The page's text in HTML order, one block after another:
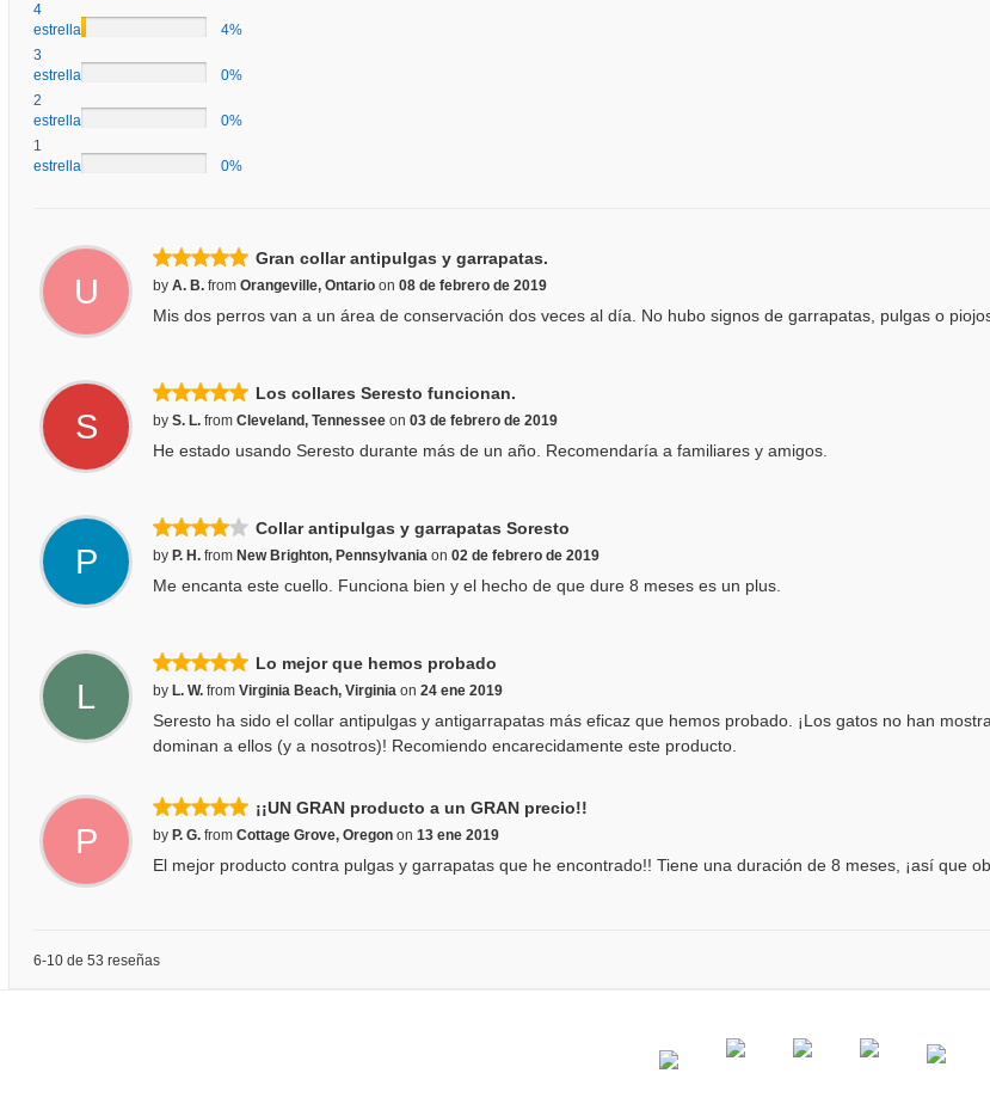
4
estrellas
4%
3
estrellas
0%
2
estrellas
0%
1
estrellas
0%
U
Gran collar antipulgas y garrapatas.
by A. B. from Orangeville, Ontario on 08 de febrero de 2019
Mis dos perros van a un área de conservación dos veces al día. No hubo signos de garrapatas, pulgas o
S
Los collares Seresto funcionan.
by S. L. from Cleveland, Tennessee on 03 de febrero de 2019
He estado usando Seresto durante más de un año. Recomendaría a familiares y amigos.
P
Collar antipulgas y garrapatas Soresto
by P. H. from New Brighton, Pennsylvania on 02 de febrero de 2019
Me encanta este cuello. Funciona bien y el hecho de que dure 8 meses es un plus.
L
Lo mejor que hemos probado
by L. W. from Virginia Beach, Virginia on 24 ene 2019
Seresto ha sido el collar antipulgas y antigarrapatas más eficaz que hemos probado. ¡Los gatos no han
dominan a ellos (y a nosotros)! Recomiendo encarecidamente este producto.
P
¡¡UN GRAN producto a un GRAN precio!!
by P. G. from Cottage Grove, Oregon on 13 ene 2019
El mejor producto contra pulgas y garrapatas que he encontrado!! Tiene una duración de 8 meses, ¡así que
6-10 de 53 reseñas